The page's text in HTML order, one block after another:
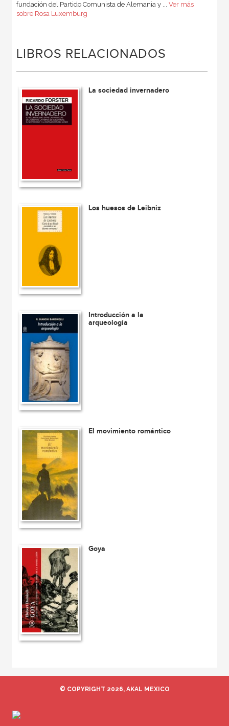
fundación del Partido Comunista de Alemania y ... Ver más
sobre Rosa Luxemburg
LIBROS RELACIONADOS
La sociedad invernadero
Los huesos de Leibniz
Introducción a la
arqueología
El movimiento romántico
Goya
© COPYRIGHT 2026, AKAL MEXICO